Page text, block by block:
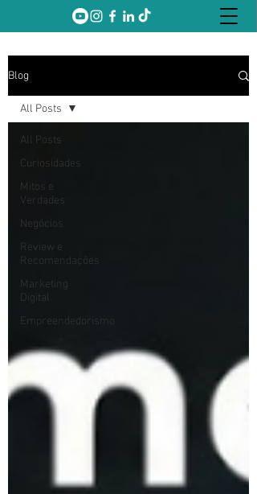
Blog
All Posts
Curiosidades
Mitos e
Verdades
Negócios
Review e
Recomendações
Marketing
Digital
Empreendedorismo
All Posts